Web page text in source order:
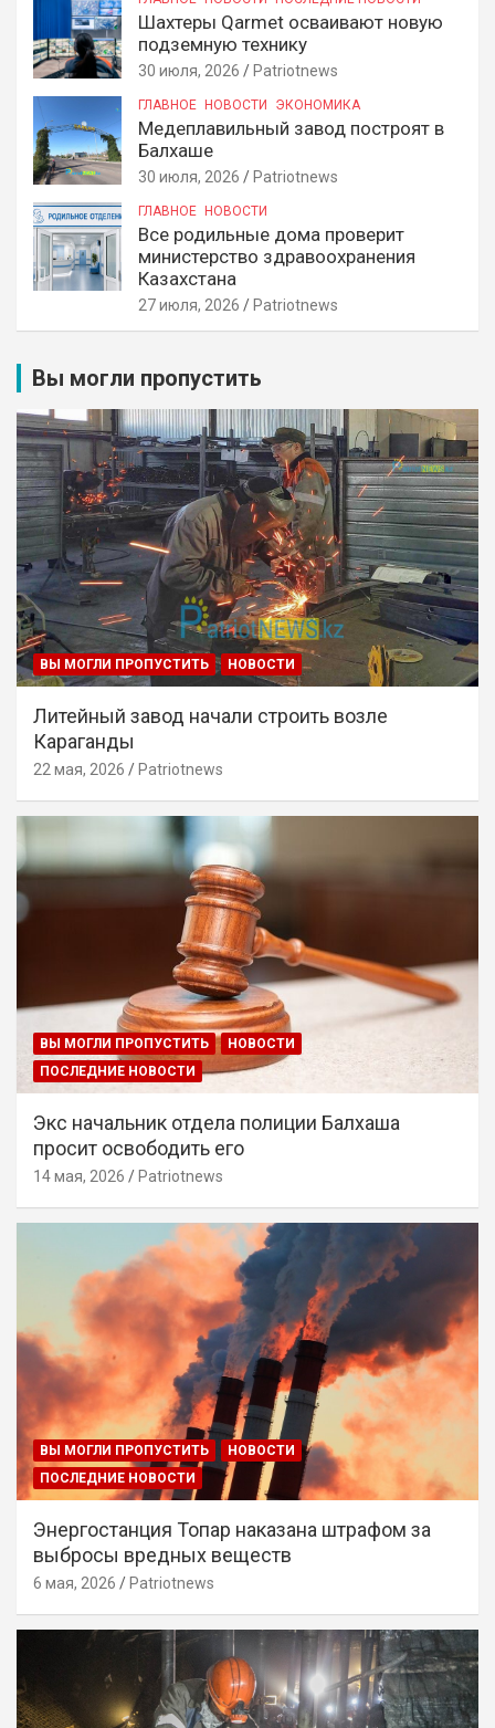
Шахтеры Qarmet осваивают новую
подземную технику
30 июля, 2026 Patriotnews
ГЛАВНОЕ НОВОСТИ ЭКОНОМИКА
Медеплавильный завод построят в
Балхаше
30 июля, 2026 Patriotnews
ГЛАВНОЕ НОВОСТИ
Все родильные дома проверит
министерство здравоохранения
Казахстана
27 июля, 2026 Patriotnews
Вы могли пропустить
ВЫ МОГЛИ ПРОПУСТИТЬ НОВОСТИ
Литейный завод начали строить возле
Караганды
22 мая, 2026 Patriotnews
ВЫ МОГЛИ ПРОПУСТИТЬ
НОВОСТИ
ПОСЛЕДНИЕ НОВОСТИ
Экс начальник отдела полиции Балхаша
просит освободить его
14 мая, 2026 Patriotnews
ВЫ МОГЛИ ПРОПУСТИТЬ
НОВОСТИ
ПОСЛЕДНИЕ НОВОСТИ
Энергостанция Топар наказана штрафом за
выбросы вредных веществ
6 мая, 2026 Patriotnews